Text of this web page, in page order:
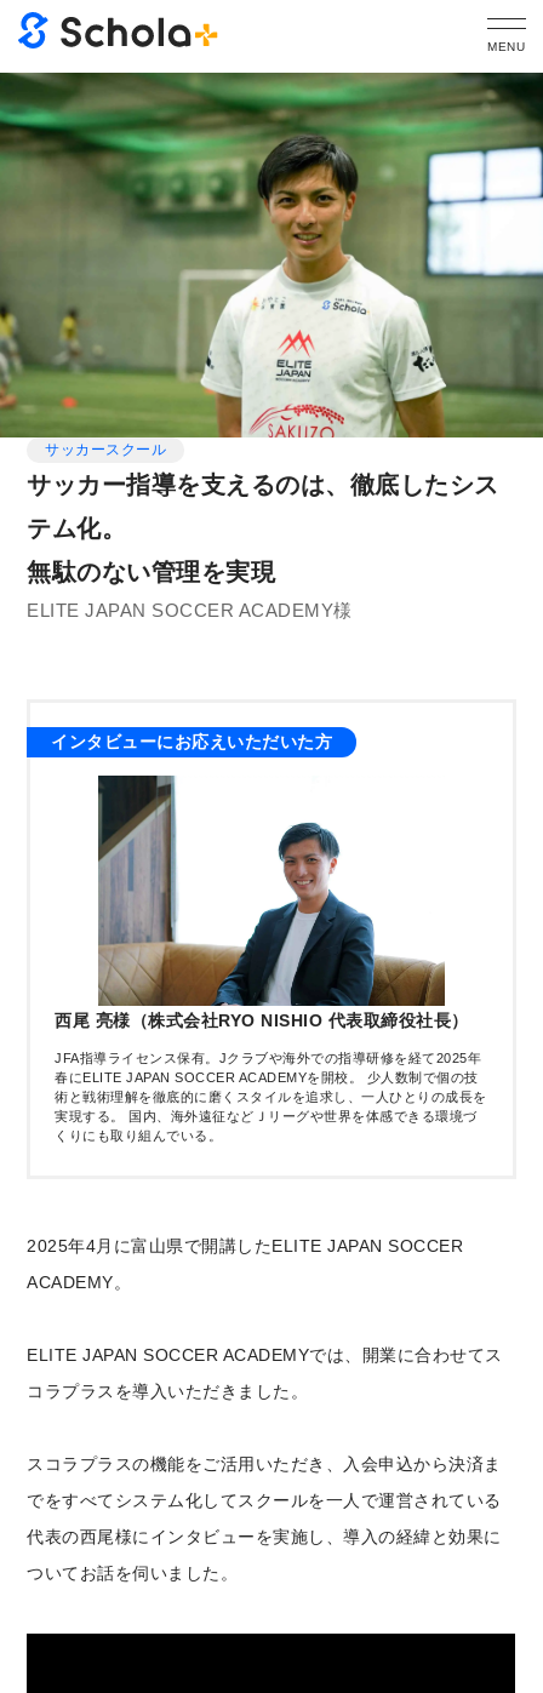
MENU
サッカースクール
サッカー指導を支えるのは、徹底したシス
テム化。
無駄のない管理を実現
ELITE JAPAN SOCCER ACADEMY様
インタビューにお応えいただいた方
西尾 亮様（株式会社RYO NISHIO 代表取締役社長）
JFA指導ライセンス保有。Jクラブや海外での指導研修を経て2025年
春にELITE JAPAN SOCCER ACADEMYを開校。 少人数制で個の技
術と戦術理解を徹底的に磨くスタイルを追求し、一人ひとりの成長を
実現する。 国内、海外遠征などＪリーグや世界を体感できる環境づ
くりにも取り組んでいる。
2025年4月に富山県で開講したELITE JAPAN SOCCER
ACADEMY。
ELITE JAPAN SOCCER ACADEMYでは、開業に合わせてス
コラプラスを導入いただきました。
スコラプラスの機能をご活用いただき、入会申込から決済ま
でをすべてシステム化してスクールを一人で運営されている
代表の西尾様にインタビューを実施し、導入の経緯と効果に
ついてお話を伺いました。